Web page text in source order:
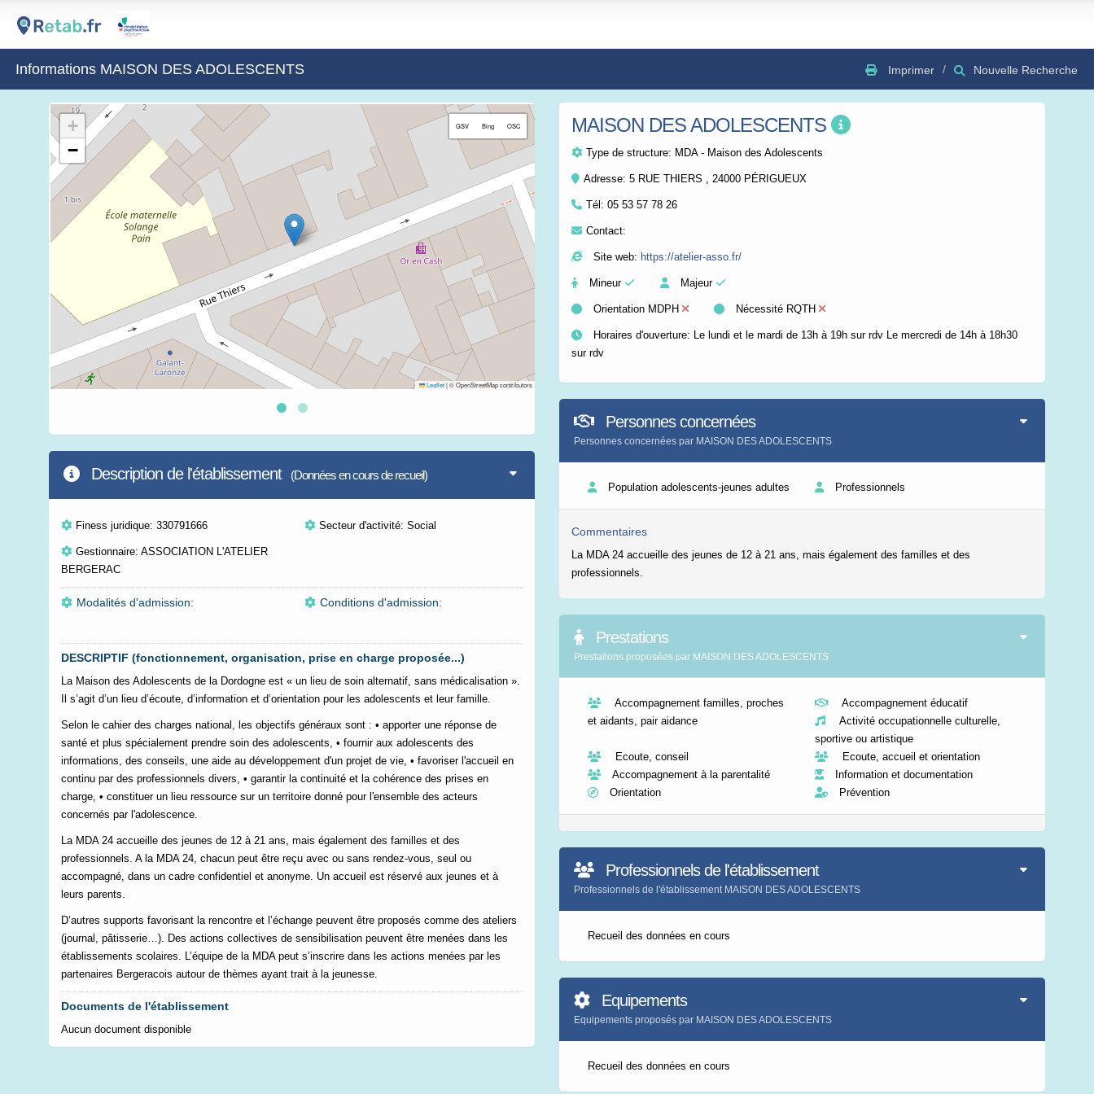
Informations MAISON DES ADOLESCENTS Imprimer Nouvelle Recherche
+
−
GSV Bing OSC
Leaflet|© OpenStreetMap contributors Leaflet|©IGN-France
Description de l'établissement (Données en cours de recueil)
Finess juridique: 330791666 Secteur d'activité: Social
Gestionnaire: ASSOCIATION L'ATELIER
BERGERAC
Modalités d'admission: Conditions d'admission:
DESCRIPTIF (fonctionnement, organisation, prise en charge proposée...)
La Maison des Adolescents de la Dordogne est « un lieu de soin alternatif, sans médicalisation ».
Il s’agit d’un lieu d’écoute, d’information et d’orientation pour les adolescents et leur famille.
Selon le cahier des charges national, les objectifs généraux sont : • apporter une réponse de
santé et plus spécialement prendre soin des adolescents, • fournir aux adolescents des
informations, des conseils, une aide au développement d'un projet de vie, • favoriser l'accueil en
continu par des professionnels divers, • garantir la continuité et la cohérence des prises en
charge, • constituer un lieu ressource sur un territoire donné pour l'ensemble des acteurs
concernés par l'adolescence.
La MDA 24 accueille des jeunes de 12 à 21 ans, mais également des familles et des
professionnels. A la MDA 24, chacun peut être reçu avec ou sans rendez-vous, seul ou
accompagné, dans un cadre confidentiel et anonyme. Un accueil est réservé aux jeunes et à
leurs parents.
D’autres supports favorisant la rencontre et l’échange peuvent être proposés comme des ateliers
(journal, pâtisserie…). Des actions collectives de sensibilisation peuvent être menées dans les
établissements scolaires. L’équipe de la MDA peut s’inscrire dans les actions menées par les
partenaires Bergeracois autour de thèmes ayant trait à la jeunesse.
Documents de l'établissement
Aucun document disponible
MAISON DES ADOLESCENTS
Type de structure: MDA - Maison des Adolescents
Adresse: 5 RUE THIERS , 24000 PÉRIGUEUX
Tél: 05 53 57 78 26
Contact:
Site web: https://atelier-asso.fr/
Mineur Majeur
Orientation MDPH Nécessité RQTH
Horaires d'ouverture: Le lundi et le mardi de 13h à 19h sur rdv Le mercredi de 14h à 18h30
sur rdv
Personnes concernées
Personnes concernées par MAISON DES ADOLESCENTS
Population adolescents-jeunes adultes Professionnels
Commentaires
La MDA 24 accueille des jeunes de 12 à 21 ans, mais également des familles et des
professionnels.
Prestations
Prestations proposées par MAISON DES ADOLESCENTS
Accompagnement familles, proches
et aidants, pair aidance
Accompagnement éducatif
Activité occupationnelle culturelle,
sportive ou artistique
Ecoute, conseil
Ecoute, accueil et orientation
Accompagnement à la parentalité
Information et documentation
Orientation
Prévention
Professionnels de l'établissement
Professionnels de l'établissement MAISON DES ADOLESCENTS
Recueil des données en cours
Equipements
Equipements proposés par MAISON DES ADOLESCENTS
Recueil des données en cours